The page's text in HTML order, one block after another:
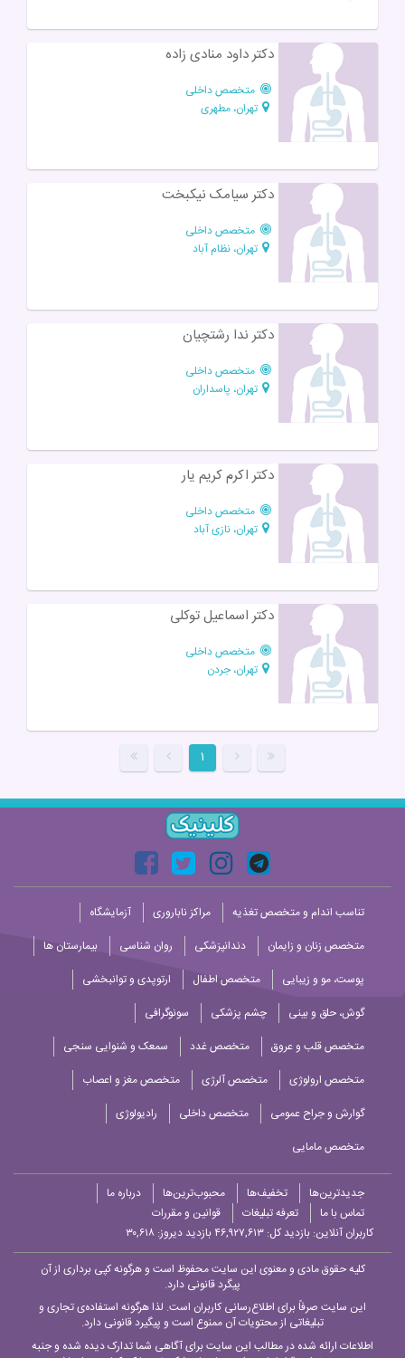
دکتر داود منادی زاده
متخصص داخلی
تهران، مطهری
دکتر سیامک نیکبخت
متخصص داخلی
تهران، نظام آباد
دکتر ندا رشتچیان
متخصص داخلی
تهران، پاسداران
دکتر اکرم کریم یار
متخصص داخلی
تهران، نازی آباد
دکتر اسماعیل توکلی
متخصص داخلی
تهران، جردن
۱
تناسب اندام و متخصص تغذیه مراکز ناباروری
آزمایشگاه
متخصص زنان و زایمان
دندانپزشکی روان شناسی
بیمارستان ها
پوست، مو و زیبایی
متخصص اطفال
ارتوپدی و توانبخشی
گوش، حلق و بینی
چشم پزشکی
سونوگرافی
متخصص قلب و عروق
متخصص غدد
سمعک و شنوایی سنجی
متخصص ارولوژی
متخصص آلرژی
متخصص مغز و اعصاب
گوارش و جراح عمومی
متخصص داخلی
رادیولوژی
متخصص مامایی
جدیدترین‌ها تخفیف‌ها محبوب‌ترین‌ها
درباره ما
تماس با ما
تعرفه تبلیغات
قوانین و مقررات
کاربران آنلاین: بازدید کل: ۴۶,۹۲۷,۶۱۳
بازدید دیروز: ۳۰,۶۱۸
کلیه حقوق مادی و معنوی این سایت محفوظ است و هرگونه کپی برداری از آن
پیگرد قانونی دارد.
این سایت صرفاً برای اطلاع‌رسانی کاربران است. لذا هرگونه استفاده‌ی تجاری و
تبلیغاتی از محتویات آن ممنوع است و پیگیرد قانونی دارد.
اطلاعات ارائه شده در مطالب این سایت برای آگاهی شما تدارک دیده شده و جنبه